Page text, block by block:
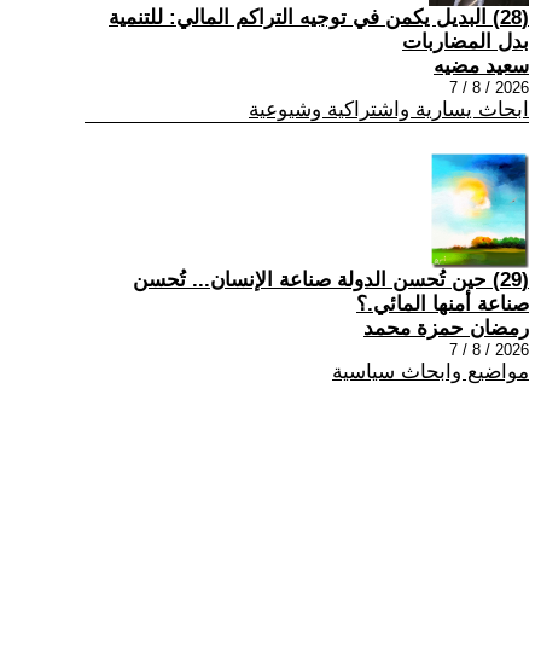
(28) البديل يكمن في توجيه التراكم المالي: للتنمية
بدل المضاربات
سعيد مضيه
2026 / 8 / 7
ابحاث يسارية واشتراكية وشيوعية
(29) حين تُحسن الدولة صناعة الإنسان... تُحسن
صناعة أمنها المائي.؟
رمضان حمزة محمد
2026 / 8 / 7
مواضيع وابحاث سياسية